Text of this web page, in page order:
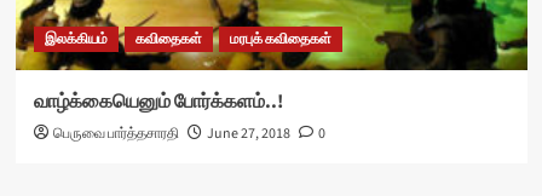
இலக்கியம் கவிதைகள் மரபுக் கவிதைகள்
வாழ்க்கையெனும் போர்க்களம்..!
பெருவை பார்த்தசாரதி June 27, 2018 0